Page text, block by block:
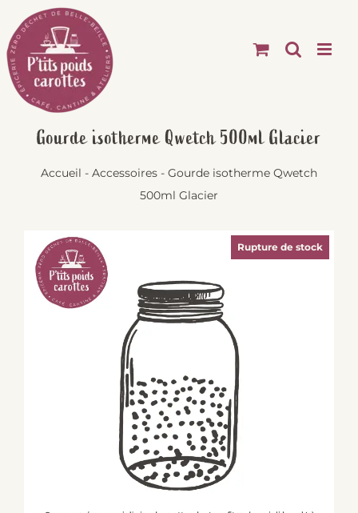
Passer
au
contenu
Gourde isotherme Qwetch 500ml Glacier
Accueil - Accessoires - Gourde isotherme Qwetch
500ml Glacier
Rupture de stock